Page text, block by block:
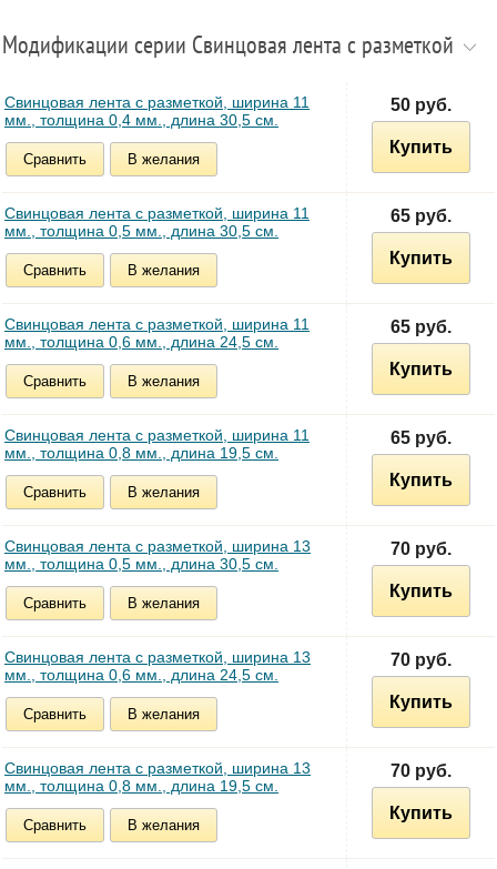
Модификации серии Свинцовая лента с разметкой
Свинцовая лента с разметкой, ширина 11
мм., толщина 0,4 мм., длина 30,5 см.
Сравнить В желания
50 руб.
Купить
Свинцовая лента с разметкой, ширина 11
мм., толщина 0,5 мм., длина 30,5 см.
Сравнить В желания
65 руб.
Купить
Свинцовая лента с разметкой, ширина 11
мм., толщина 0,6 мм., длина 24,5 см.
Сравнить В желания
65 руб.
Купить
Свинцовая лента с разметкой, ширина 11
мм., толщина 0,8 мм., длина 19,5 см.
Сравнить В желания
65 руб.
Купить
Свинцовая лента с разметкой, ширина 13
мм., толщина 0,5 мм., длина 30,5 см.
Сравнить В желания
70 руб.
Купить
Свинцовая лента с разметкой, ширина 13
мм., толщина 0,6 мм., длина 24,5 см.
Сравнить В желания
70 руб.
Купить
Свинцовая лента с разметкой, ширина 13
мм., толщина 0,8 мм., длина 19,5 см.
Сравнить В желания
70 руб.
Купить